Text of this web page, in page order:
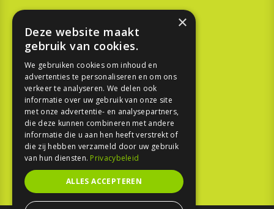
KOOPGIDS
TESTEN
SPORT
REPORTAGE
TOUREN
NIEUWSBRIEF
×
Deze website maakt
gebruik van cookies.
We gebruiken cookies om inhoud en
advertenties te personaliseren en om ons
verkeer te analyseren. We delen ook
informatie over uw gebruik van onze site
met onze advertentie- en analysepartners,
die deze kunnen combineren met andere
informatie die u aan hen heeft verstrekt of
die zij hebben verzameld door uw gebruik
van hun diensten. Privacybeleid
ALLES ACCEPTEREN